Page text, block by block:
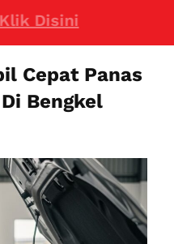
Cepat Panas
Bengkel